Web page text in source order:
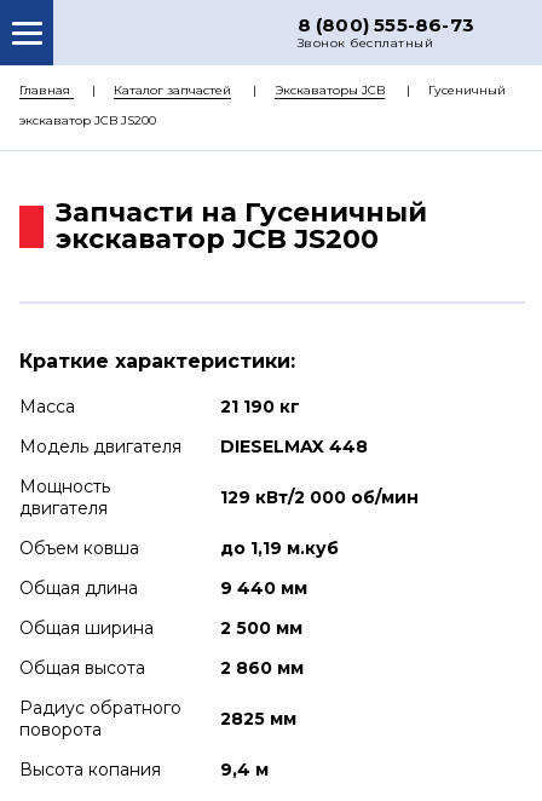
8 (800) 555-86-73
Звонок бесплатный
О НАС
ДОСТАВКА
Главная Каталог запчастей Экскаваторы JCB
Гусеничный
экскаватор JCB JS200
Запчасти на Гусеничный
экскаватор JCB JS200
Краткие характеристики:
Масса
21 190 кг
Модель двигателя
DIESELMAX 448
Мощность
двигателя
129 кВт/2 000 об/мин
Объем ковша
до 1,19 м.куб
Общая длина
9 440 мм
Общая ширина
2 500 мм
Общая высота
2 860 мм
Радиус обратного
поворота
2825 мм
Высота копания 9,4 м